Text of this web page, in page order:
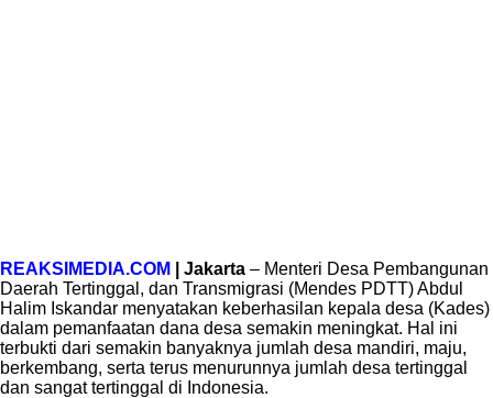
REAKSIMEDIA.COM | Jakarta – Menteri Desa Pembangunan
Daerah Tertinggal, dan Transmigrasi (Mendes PDTT) Abdul
Halim Iskandar menyatakan keberhasilan kepala desa (Kades)
dalam pemanfaatan dana desa semakin meningkat. Hal ini
terbukti dari semakin banyaknya jumlah desa mandiri, maju,
berkembang, serta terus menurunnya jumlah desa tertinggal
dan sangat tertinggal di Indonesia.